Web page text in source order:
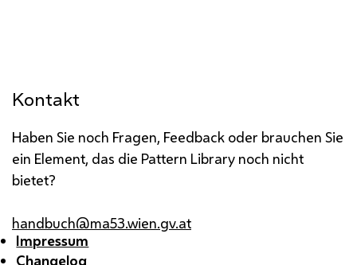
Kontakt
Haben Sie noch Fragen, Feedback oder brauchen Sie
ein Element, das die Pattern Library noch nicht
bietet?
handbuch@ma53.wien.gv.at
Impressum
Changelog